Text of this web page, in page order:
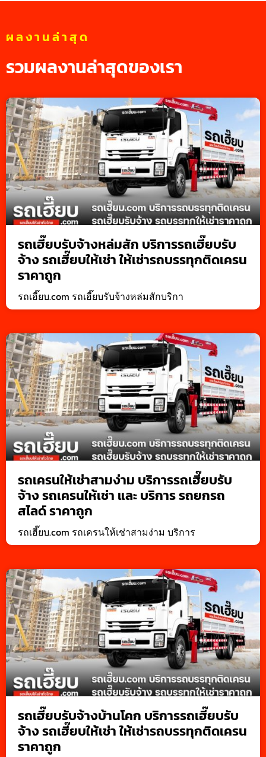
ผลงานล่าสุด
รวมผลงานล่าสุดของเรา
รถเฮี๊ยบรับจ้างหล่มสัก บริการรถเฮี๊ยบรับ
จ้าง รถเฮี๊ยบให้เช่า ให้เช่ารถบรรทุกติดเครน
ราคาถูก
รถเฮี๊ยบ.com รถเฮี๊ยบรับจ้างหล่มสักบริกา
รถเครนให้เช่าสามง่าม บริการรถเฮี๊ยบรับ
จ้าง รถเครนให้เช่า และ บริการ รถยกรถ
สไลด์ ราคาถูก
รถเฮี๊ยบ.com รถเครนให้เช่าสามง่าม บริการ
รถเฮี๊ยบรับจ้างบ้านโคก บริการรถเฮี๊ยบรับ
จ้าง รถเฮี๊ยบให้เช่า ให้เช่ารถบรรทุกติดเครน
ราคาถูก